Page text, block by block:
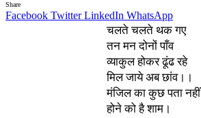
Share
Facebook Twitter LinkedIn WhatsApp
चलते चलते थक गए
तन मन दोनों पाँव
व्याकुल होकर ढूंढ रहे
मिल जाये अब छांव।।
मंजिल का कुछ पता नहीं
होने को है शाम।